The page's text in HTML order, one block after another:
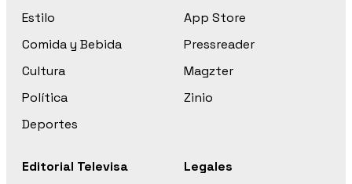
Estilo
Comida y Bebida
Cultura
Política
Deportes
App Store
Pressreader
Magzter
Zinio
Editorial Televisa
Legales